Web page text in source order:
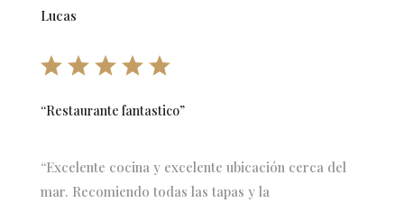
Lucas
“Restaurante fantastico”
“Excelente cocina y excelente ubicación cerca del
mar. Recomiendo todas las tapas y la